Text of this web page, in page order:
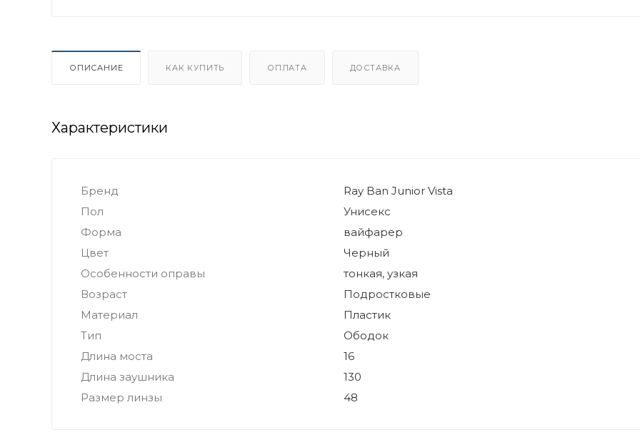
ОПИСАНИЕ КАК КУПИТЬ ОПЛАТА ДОСТАВКА
Характеристики
Бренд
Ray Ban Junior Vista
Пол
Унисекс
Форма
вайфарер
Цвет
Черный
Особенности оправы
тонкая, узкая
Возраст
Подростковые
Материал
Пластик
Тип
Ободок
Длина моста
16
Длина заушника
130
Размер линзы
48